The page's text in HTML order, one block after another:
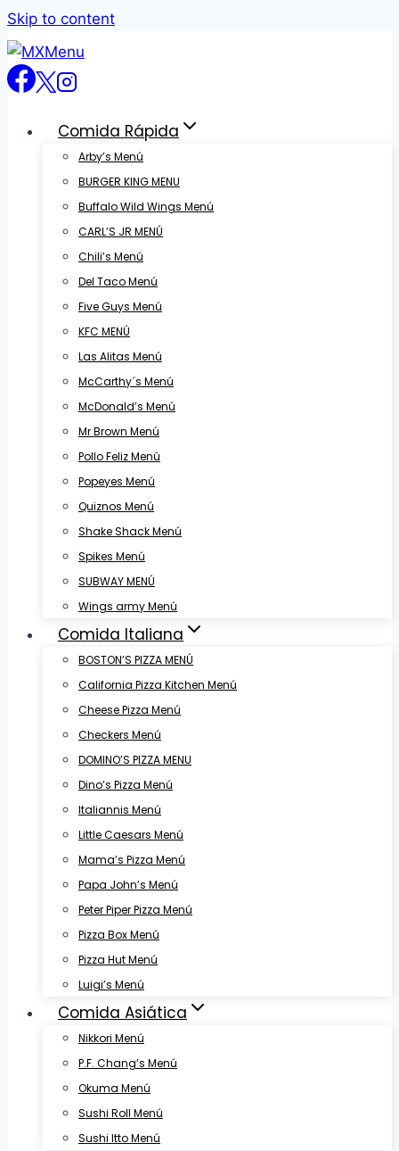
Skip to content
Comida Rápida
Arby’s Menú
BURGER KING MENU
Buffalo Wild Wings Menú
CARL’S JR MENÚ
Chili’s Menú
Del Taco Menú
Five Guys Menú
KFC MENÚ
Las Alitas Menú
McCarthy´s Menú
McDonald’s Menú
Mr Brown Menú
Pollo Feliz Menú
Popeyes Menú
Quiznos Menú
Shake Shack Menú
Spikes Menú
SUBWAY MENÚ
Wings army Menú
Comida Italiana
BOSTON’S PIZZA MENÚ
California Pizza Kitchen Menú
Cheese Pizza Menú
Checkers Menú
DOMINO’S PIZZA MENU
Dino’s Pizza Menú
Italiannis Menú
Little Caesars Menú
Mama’s Pizza Menú
Papa John’s Menú
Peter Piper Pizza Menú
Pizza Box Menú
Pizza Hut Menú
Luigi’s Menú
Comida Asiática
Nikkori Menú
P.F. Chang’s Menú
Okuma Menú
Sushi Roll Menú
Sushi Itto Menú